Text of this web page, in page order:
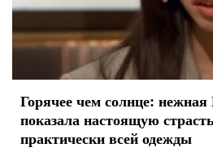
Горячее чем солнце:
показала настоящую
практически всей одежды